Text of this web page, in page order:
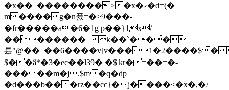
�x��_��������>�x�ޙ�d=(�
m����g�n퓴=�>9���-
�fr�����a�6�1g p��}1x/
��������_k��`���
⻒
$��â*�3�ec��l39� �$|kr�=��=�-
�����m�j.$m�q�dp
�d���b���rz��cc}�j����<�x�,�/